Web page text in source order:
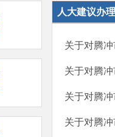
人大建议办
关于对腾
关于对腾
关于对腾
关于对腾